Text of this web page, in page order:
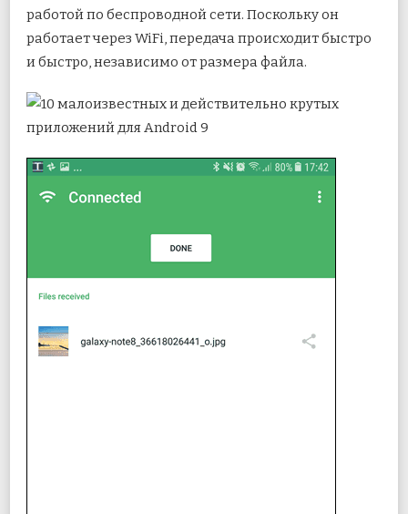
работой по беспроводной сети. Поскольку он
работает через WiFi, передача происходит быстро
и быстро, независимо от размера файла.